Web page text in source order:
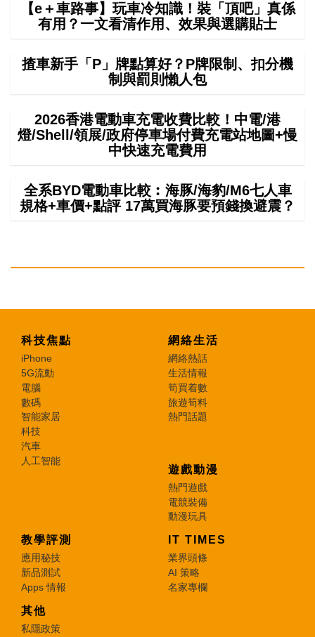
【e＋車路事】玩車冷知識！裝「頂吧」真係
有用？一文看清作用、效果與選購貼士
揸車新手「P」牌點算好？P牌限制、扣分機
制與罰則懶人包
2026香港電動車充電收費比較！中電/港
燈/Shell/領展/政府停車場付費充電站地圖+慢
中快速充電費用
全系BYD電動車比較︰海豚/海豹/M6七人車
規格+車價+點評 17萬買海豚要預錢換避震？
科技焦點
iPhone
5G流動
電腦
數碼
智能家居
科技
汽車
人工智能
網絡生活
網絡熱話
生活情報
筍買着數
旅遊筍料
熱門話題
遊戲動漫
熱門遊戲
電競裝備
動漫玩具
教學評測
應用秘技
新品測試
Apps 情報
IT TIMES
業界頭條
AI 策略
名家專欄
其他
私隱政策